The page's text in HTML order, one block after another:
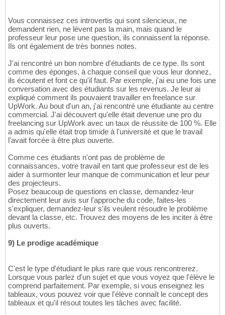
Vous connaissez ces introvertis qui sont silencieux, ne
demandent rien, ne lèvent pas la main, mais quand le
professeur leur pose une question, ils connaissent la réponse.
Ils ont également de très bonnes notes.
J'ai rencontré un bon nombre d'étudiants de ce type. Ils sont
comme des éponges, à chaque conseil que vous leur donnez,
ils écoutent et font ce qu'il faut. Par exemple, j'ai eu une fois une
conversation avec des étudiants sur les revenus. Je leur ai
expliqué comment ils pouvaient travailler en freelance sur
UpWork. Au bout d'un an, j'ai rencontré une étudiante au centre
commercial. J'ai découvert qu'elle était devenue une pro du
freelancing sur UpWork avec un taux de réussite de 100 %. Elle
a admis qu'elle était trop timide à l'université et que le travail
l'avait forcée à être plus ouverte.
Comme ces étudiants n'ont pas de problème de
connaissances, votre travail en tant que professeur est de les
aider à surmonter leur manque de communication et leur peur
des projecteurs.
Posez beaucoup de questions en classe, demandez-leur
directement leur avis sur l'approche du code, faites-les
s'expliquer, demandez-leur s'ils veulent résoudre le problème
devant la classe, etc. Trouvez des moyens de les inciter à être
plus ouverts.
9) Le prodige académique
C'est le type d'étudiant le plus rare que vous rencontrerez.
Lorsque vous parlez d'un sujet et que vous voyez que l'élève le
comprend parfaitement. Par exemple, si vous enseignez les
tableaux, vous pouvez voir que l'élève connaît le concept des
tableaux et qu'il résout toutes les tâches avec facilité.